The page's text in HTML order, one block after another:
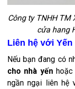
Công ty TNHH TM
cửa hang
Liên hệ với Yến
Nếu bạn đang có
cho nhà yếnhoặc
ngần ngại liên hệ